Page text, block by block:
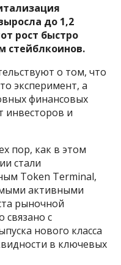
до 1,2
рост быстро
стейблкоинов.
о том, что
эксперимент, а
финансовых
инвесторов и
пор, как в этом
стали
Token Terminal,
активными
рыночной
связано с
нового класса
в ключевых